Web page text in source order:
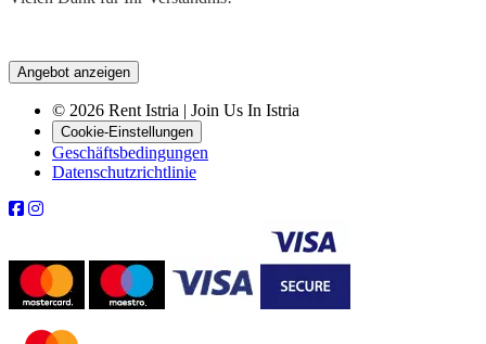
Angebot anzeigen
© 2026 Rent Istria | Join Us In Istria
Cookie-Einstellungen
Geschäftsbedingungen
Datenschutzrichtlinie